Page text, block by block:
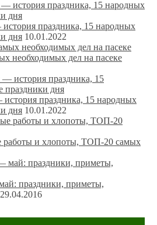
праздника, 15 народных
дня 10.01.2022
необходимых дел на пасеке
праздника, 15 народных
дня 10.01.2022
работы и хлопоты, ТОП-20 самых
праздники, приметы,
29.04.2016